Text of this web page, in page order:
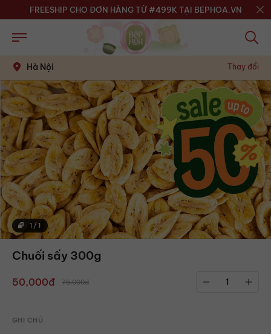
FREESHIP CHO ĐƠN HÀNG TỪ #499K TẠI BEPHOA.VN
Hà Nội Thay đổi
1 /1
Chuối sấy 300g
50,000đ 75,000đ
GHI CHÚ